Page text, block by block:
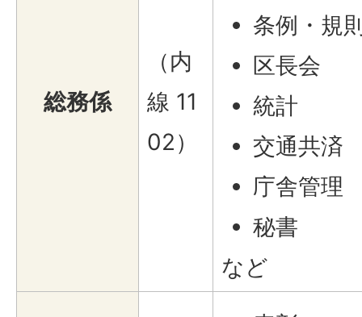
総務係
（内
線 11
02）
条例・規
区長会
統計
交通共済
庁舎管理
秘書
など